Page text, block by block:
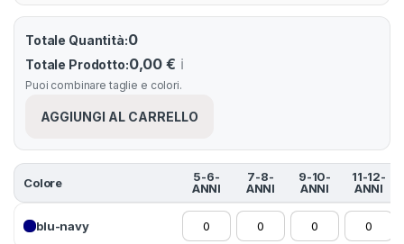
Totale Quantità:0
Totale Prodotto:0,00 € ℹ️
Puoi combinare taglie e colori.
AGGIUNGI AL CARRELLO
Colore
5-6-
ANNI
7-8-
ANNI
9-10-
ANNI
11-12-
ANNI
blu-navy